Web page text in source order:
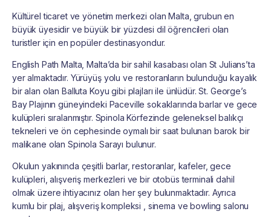
Kültürel ticaret ve yönetim merkezi olan Malta, grubun en
büyük üyesidir ve büyük bir yüzdesi dil öğrencileri olan
turistler için en popüler destinasyondur.
English Path Malta, Malta’da bir sahil kasabası olan St Julians’ta
yer almaktadır. Yürüyüş yolu ve restoranların bulunduğu kayalık
bir alan olan Balluta Koyu gibi plajları ile ünlüdür. St. George’s
Bay Plajının güneyindeki Paceville sokaklarında barlar ve gece
kulüpleri sıralanmıştır. Spinola Körfezinde geleneksel balıkçı
tekneleri ve ön cephesinde oymalı bir saat bulunan barok bir
malikane olan Spinola Sarayı bulunur.
Okulun yakınında çeşitli barlar, restoranlar, kafeler, gece
kulüpleri, alışveriş merkezleri ve bir otobüs terminali dahil
olmak üzere ihtiyacınız olan her şey bulunmaktadır. Ayrıca
kumlu bir plaj, alışveriş kompleksi , sinema ve bowling salonu